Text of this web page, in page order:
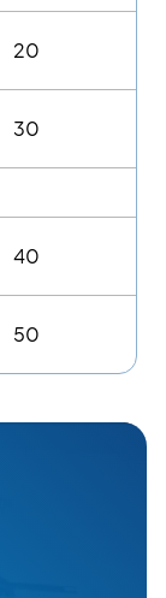
20
30
40
50